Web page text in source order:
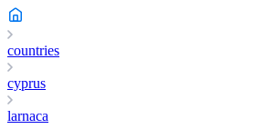
countries
cyprus
larnaca